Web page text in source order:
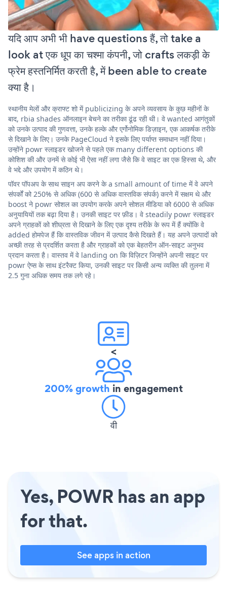
यदि आप अभी भी have questions हैं, तो take a
look at एक धूप का चश्मा कंपनी, जो crafts लकड़ी के
फ्रेम हस्तनिर्मित करती है, में been able to create
क्या है।
स्थानीय मेलों और क्राफ्ट शो में publicizing के अपने व्यवसाय के कुछ महीनों के
बाद, rbia shades ऑनलाइन बेचने का तरीका ढूंढ रही थी। वे wanted आगंतुकों
को उनके उत्पाद की गुणवत्ता, उनके हल्के और एर्गोनोमिक डिज़ाइन, एक आकर्षक तरीके
से दिखाने के लिए। उनके PageCloud ने इसके लिए पर्याप्त समाधान नहीं दिया।
उन्होंने powr स्लाइडर खोजने से पहले एक many different options की
कोशिश की और उनमें से कोई भी ऐसा नहीं लगा जैसे कि वे साइट का एक हिस्सा थे, और
वे भद्दे और उपयोग में कठिन थे।
पॉवर पॉपअप के साथ साइन अप करने के a small amount of time में वे अपने
संपर्कों को 250% से अधिक (600 से अधिक वास्तविक संपर्क) करने में सक्षम थे और
boost ने powr सोशल का उपयोग करके अपने सोशल मीडिया को 6000 से अधिक
अनुयायियों तक बढ़ा दिया है। उनकी साइट पर फ़ीड। वे steadily powr स्लाइडर
अपने ग्राहकों को शीघ्रता से दिखाने के लिए एक दृश्य तरीके के रूप में हैं क्योंकि वे
added होमपेज हैं कि वास्तविक जीवन में उत्पाद कैसे दिखते हैं। यह अपने उत्पादों को
अच्छी तरह से प्रदर्शित करता है और ग्राहकों को एक बेहतरीन ऑन-साइट अनुभव
प्रदान करता है। वास्तव में वे landing on कि विज़िटर जिन्होंने अपनी साइट पर
powr ऐप्स के साथ इंटरैक्ट किया, उनकी साइट पर किसी अन्य व्यक्ति की तुलना में
2.5 गुना अधिक समय तक लगे रहे।
<
200% growth in engagement
वी
Yes, POWR has an app
for that.
See apps in action